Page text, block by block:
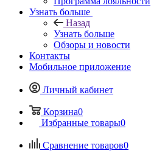
Узнать больше
Назад
Узнать больше
Обзоры и новости
Контакты
Мобильное приложение
Личный кабинет
Корзина0
Избранные товары0
Сравнение товаров0